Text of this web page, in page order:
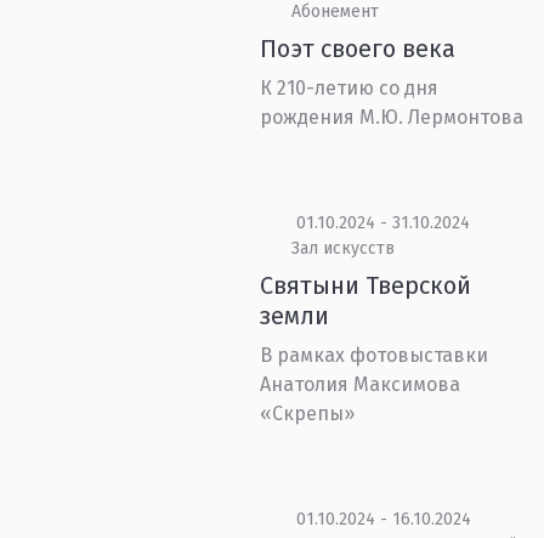
Абонемент
Поэт своего века
К 210-летию со дня
рождения М.Ю. Лермонтова
01.10.2024 - 31.10.2024
Зал искусств
Святыни Тверской
земли
В рамках фотовыставки
Анатолия Максимова
«Скрепы»
01.10.2024 - 16.10.2024